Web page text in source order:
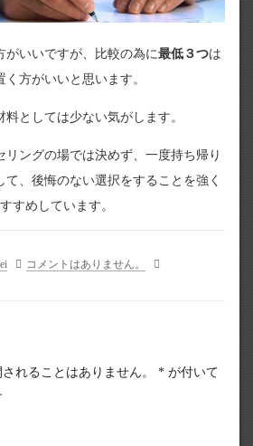
がいいですが、比較の為に最低３つは
く方がいいと思います。
料としては少ない気がします。
リングの場では決めず、一度持ち帰り
、後悔のない選択をすることを強く
すめしています。
コメントはありません。
れることはありません。 * が付いて